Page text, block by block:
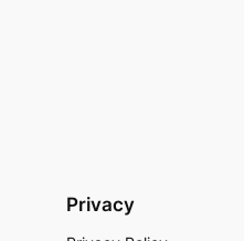
Privacy